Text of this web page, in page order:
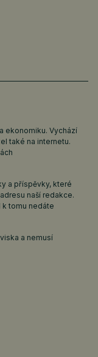
ekonomiku. Vychází
také na internetu.
a příspěvky, které
naší redakce.
k tomu nedáte
a nemusí